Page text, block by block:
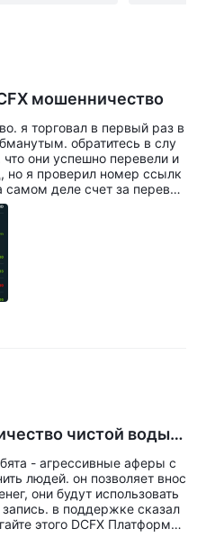
мошенничество
я торговал в первый раз в
обратитесь в слу
они успешно перевели и
но я проверил номер ссылк
деле счет за перевод
чтобы не создать учет
DCFX пожалуйста.
чистой воды м
- агрессивные аферы с
людей. он позволяет внос
они будут использовать
в поддержке сказал
этого DCFX Платформа.
открыли платформу, чтобы